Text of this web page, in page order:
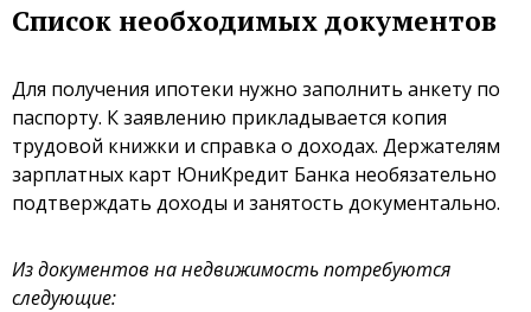
Список необходимых документов
Для получения ипотеки нужно заполнить анкету по
паспорту. К заявлению прикладывается копия
трудовой книжки и справка о доходах. Держателям
зарплатных карт ЮниКредит Банка необязательно
подтверждать доходы и занятость документально.
Из документов на недвижимость потребуются
следующие: